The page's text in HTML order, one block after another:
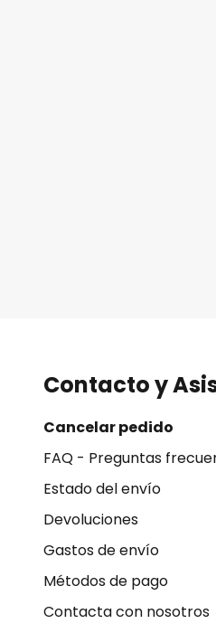
Contacto y
Cancelar pedido
FAQ - Preguntas
Estado del envío
Devoluciones
Gastos de envío
Métodos de pago
Contacta con nosotros